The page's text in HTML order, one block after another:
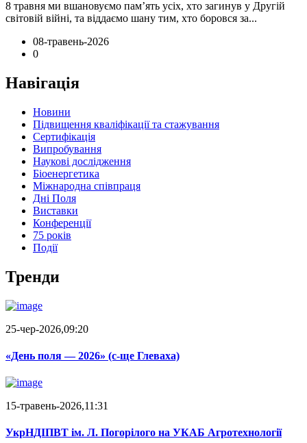
8 травня ми вшановуємо пам’ять усіх, хто загинув у Другій
світовій війні, та віддаємо шану тим, хто боровся за...
08-травень-2026
0
Навігація
Новини
Підвищення кваліфікації та стажування
Сертифікація
Випробування
Наукові дослідження
Біоенергетика
Міжнародна співпраця
Дні Поля
Виставки
Конференції
75 років
Події
Тренди
25-чер-2026,09:20
«День поля — 2026» (c-ще Глеваха)
15-травень-2026,11:31
УкрНДІПВТ ім. Л. Погорілого на УКАБ Агротехнології